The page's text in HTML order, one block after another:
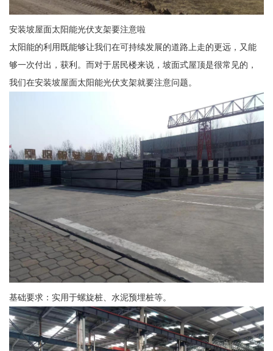
安装坡屋面太阳能光伏支架要注意啦
太阳能的利用既能够让我们在可持续发展的道路上走的更远，又能
够一次付出，获利。而对于居民楼来说，坡面式屋顶是很常见的，
我们在安装坡屋面太阳能光伏支架就要注意问题。
基础要求：实用于螺旋桩、水泥预埋桩等。